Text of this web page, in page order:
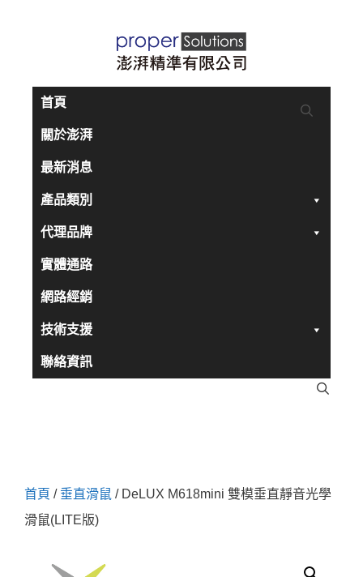
首頁
關於澎湃
最新消息
產品類別
代理品牌
實體通路
網路經銷
技術支援
聯絡資訊
首頁 / 垂直滑鼠 / DeLUX M618mini 雙模垂直靜音光學
滑鼠(LITE版)